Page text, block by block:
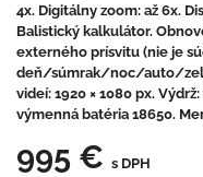
4x. Digitálny zoom: až 6x.
Balistický kalkulátor.
externého prísvitu (nie je
deň/súmrak/noc/auto/
videí: 1920 × 1080 px.
výmenná batéria 18650.
995 € s DPH